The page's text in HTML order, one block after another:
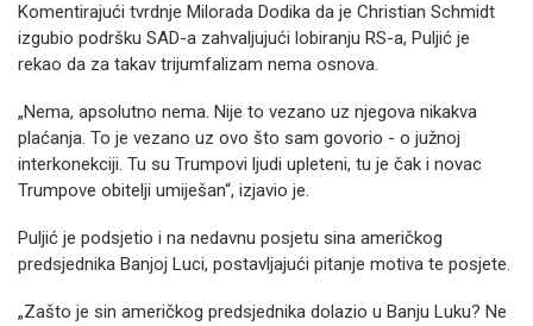
Komentirajući tvrdnje Milorada Dodika da je Christian Schmidt
izgubio podršku SAD-a zahvaljujući lobiranju RS-a, Puljić je
rekao da za takav trijumfalizam nema osnova.
„Nema, apsolutno nema. Nije to vezano uz njegova nikakva
plaćanja. To je vezano uz ovo što sam govorio - o južnoj
interkonekciji. Tu su Trumpovi ljudi upleteni, tu je čak i novac
Trumpove obitelji umiješan“, izjavio je.
Puljić je podsjetio i na nedavnu posjetu sina američkog
predsjednika Banjoj Luci, postavljajući pitanje motiva te posjete.
„Zašto je sin američkog predsjednika dolazio u Banju Luku? Ne